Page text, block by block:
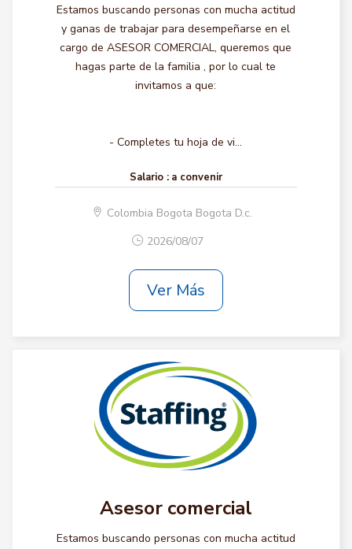
Estamos buscando personas con mucha actitud
y ganas de trabajar para desempeñarse en el
cargo de ASESOR COMERCIAL, queremos que
hagas parte de la familia , por lo cual te
invitamos a que:
- Completes tu hoja de vi...
Salario : a convenir
Colombia Bogota Bogota D.c.
2026/08/07
Ver Más
Asesor comercial
Estamos buscando personas con mucha actitud